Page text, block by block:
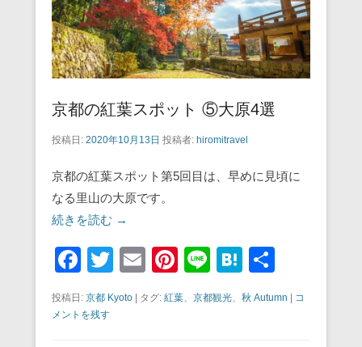
京都の紅葉スポット ⑤大原4選
投稿日: 2020年10月13日 投稿者: hiromitravel
京都の紅葉スポット第5回目は、早めに見頃に
なる里山の大原です。
続きを読む →
F
a
c
T
tt
E
m
ail
Pi
nt
er
Li
n
e
H
at
e
投稿日: 京都 Kyoto | タグ: 紅葉 京都観光 秋 Autumn | コ
メントを残す